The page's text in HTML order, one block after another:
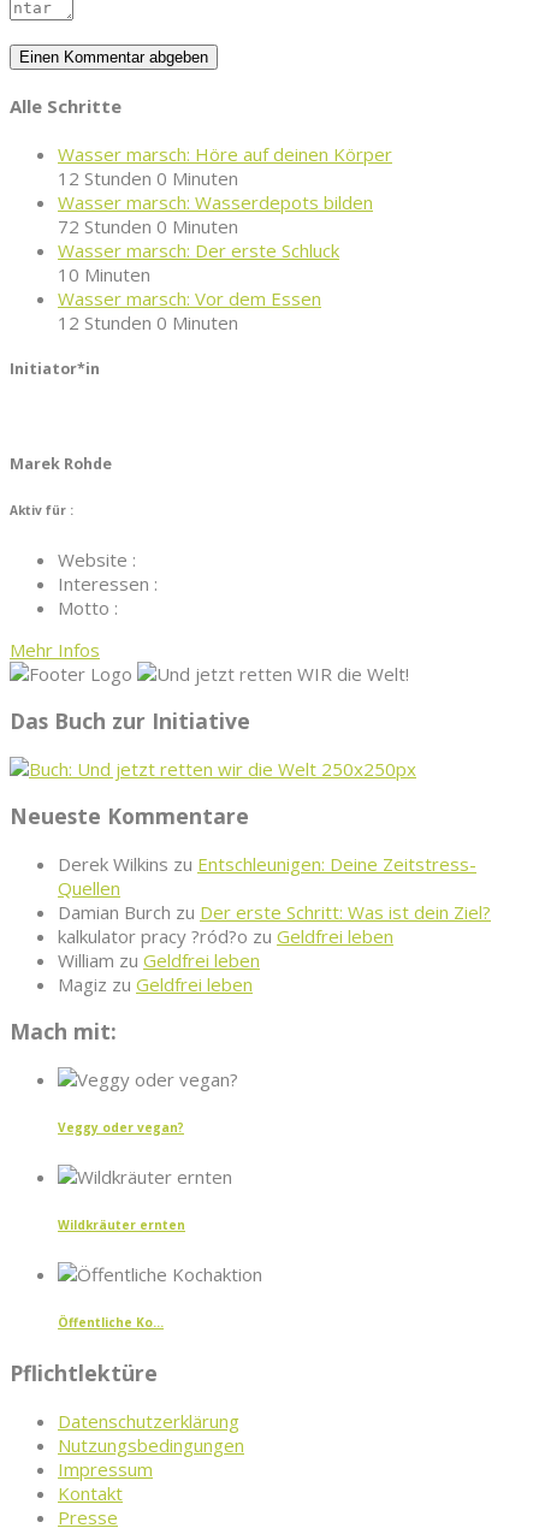
Alle Schritte
Wasser marsch: Höre auf deinen Körper
12 Stunden 0 Minuten
Wasser marsch: Wasserdepots bilden
72 Stunden 0 Minuten
Wasser marsch: Der erste Schluck
10 Minuten
Wasser marsch: Vor dem Essen
12 Stunden 0 Minuten
Initiator*in
Marek Rohde
Aktiv für :
Website :
Interessen :
Motto :
Mehr Infos
Das Buch zur Initiative
Neueste Kommentare
Derek Wilkins zu Entschleunigen: Deine Zeitstress-
Quellen
Damian Burch zu Der erste Schritt: Was ist dein Ziel?
kalkulator pracy ?ród?o zu Geldfrei leben
William zu Geldfrei leben
Magiz zu Geldfrei leben
Mach mit:
Veggy oder vegan?
Wildkräuter ernten
Öffentliche Ko...
Pflichtlektüre
Datenschutzerklärung
Nutzungsbedingungen
Impressum
Kontakt
Presse